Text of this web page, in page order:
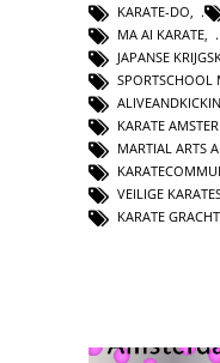
KARATE-DO
MA AI KARATE
JAPANSE
SPORTSCHOOL
KARATE
MARTIAL ARTS
VEILIGE
KARATE